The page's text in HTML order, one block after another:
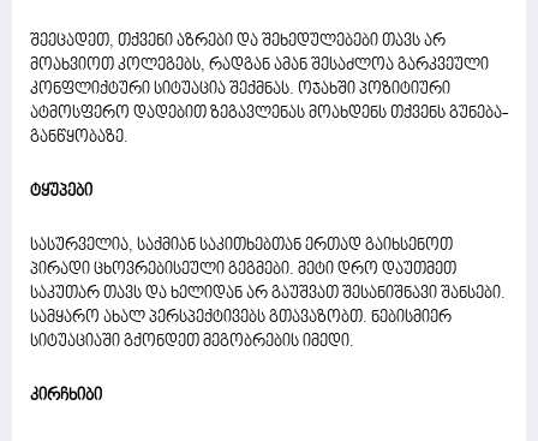
შეეცადეთ, თქვენი აზრები და შეხედულებები თავს არ
მოახვიოთ კოლეგებს, რადგან ამან შესაძლოა გარკვეული
კონფლიქტური სიტუაცია შექმნას. ოჯახში პოზიტიური
ატმოსფერო დადებით ზეგავლენას მოახდენს თქვენს გუნება-
განწყობაზე.
ტყუპები
სასურველია, საქმიან საკითხებთან ერთად გაიხსენოთ
პირადი ცხოვრებისეული გეგმები. მეტი დრო დაუთმეთ
საკუთარ თავს და ხელიდან არ გაუშვათ შესანიშნავი შანსები.
სამყარო ახალ პერსპექტივებს გთავაზობთ. ნებისმიერ
სიტუაციაში გქონდეთ მეგობრების იმედი.
კირჩხიბი